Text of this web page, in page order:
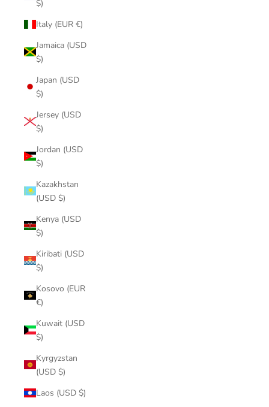
$)
Italy (EUR €)
Jamaica (USD
$)
Japan (USD
$)
Jersey (USD
$)
Jordan (USD
$)
Kazakhstan
(USD $)
Kenya (USD
$)
Kiribati (USD
$)
Kosovo (EUR
€)
Kuwait (USD
$)
Kyrgyzstan
(USD $)
Laos (USD $)